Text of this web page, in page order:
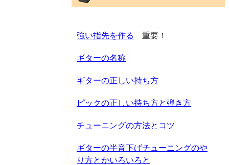
強い指先を作る 重要！
ギターの名称
ギターの正しい持ち方
ピックの正しい持ち方と弾き方
チューニングの方法とコツ
ギターの半音下げチューニングのや
り方とかいろいろと